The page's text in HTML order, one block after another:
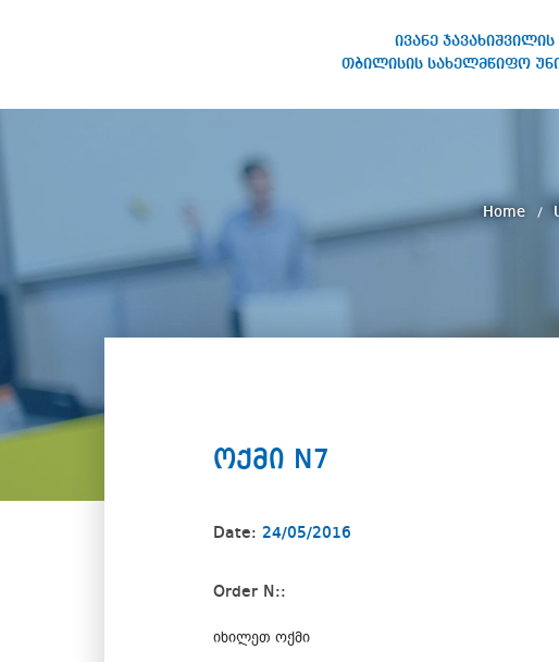
ივანე
თბილისის სახელმწიფო
STATE UNIVERSITY
Home
ოქმი N7
Date: 24/05/2016
Order N::
იხილეთ ოქმი